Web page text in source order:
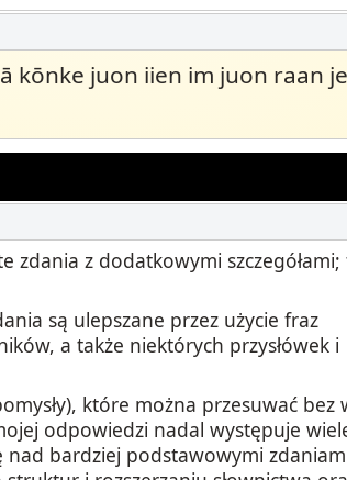
kōnke juon iien im juon raan
z dodatkowymi szczegółami;
są ulepszane przez użycie fraz
a także niektórych przysłówek i
które można przesuwać bez
odpowiedzi nadal występuje
bardziej podstawowymi